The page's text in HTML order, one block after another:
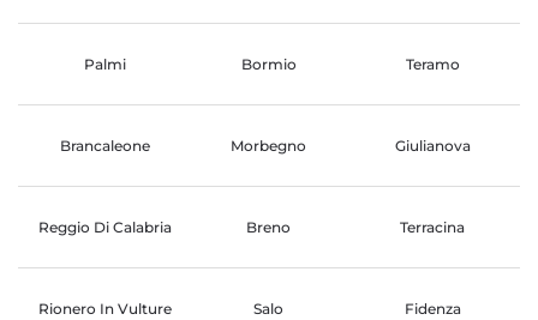
Palmi Bormio Teramo
Brancaleone Morbegno Giulianova
Reggio Di Calabria Breno Terracina
Rionero In Vulture Salo Fidenza